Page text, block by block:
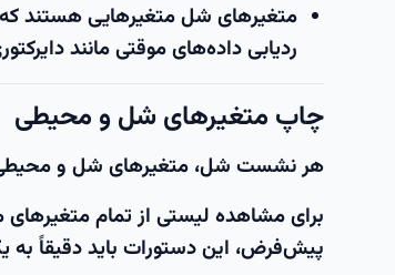
متغیرهای شلمتغیرهایی هستند که
ردیابی داده‌های موقتی مانند
چاپ متغیرهای شل و محیطی
هر نشست شل، متغیرهای شل و محیطی
برای مشاهده لیستی از تمام
پیش‌فرض، این دستورات باید دقیقاً